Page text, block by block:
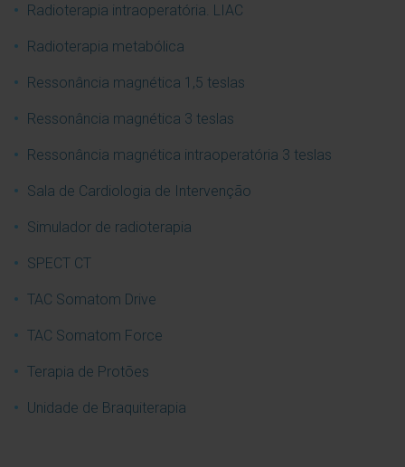
Radioterapia intraoperatória. LIAC
Radioterapia metabólica
Ressonância magnética 1,5 teslas
Ressonância magnética 3 teslas
Ressonância magnética intraoperatória 3 teslas
Sala de Cardiologia de Intervenção
Simulador de radioterapia
SPECT CT
TAC Somatom Drive
TAC Somatom Force
Terapia de Protões
Unidade de Braquiterapia